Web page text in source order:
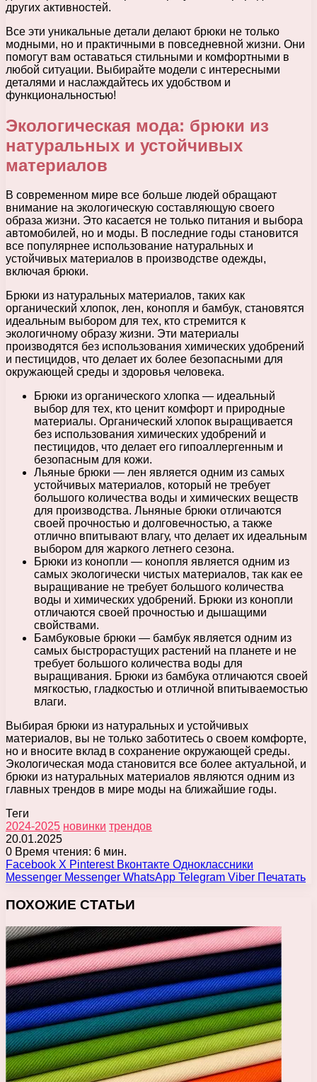
других активностей.
Все эти уникальные детали делают брюки не только
модными, но и практичными в повседневной жизни. Они
помогут вам оставаться стильными и комфортными в
любой ситуации. Выбирайте модели с интересными
деталями и наслаждайтесь их удобством и
функциональностью!
Экологическая мода: брюки из
натуральных и устойчивых
материалов
В современном мире все больше людей обращают
внимание на экологическую составляющую своего
образа жизни. Это касается не только питания и выбора
автомобилей, но и моды. В последние годы становится
все популярнее использование натуральных и
устойчивых материалов в производстве одежды,
включая брюки.
Брюки из натуральных материалов, таких как
органический хлопок, лен, конопля и бамбук, становятся
идеальным выбором для тех, кто стремится к
экологичному образу жизни. Эти материалы
производятся без использования химических удобрений
и пестицидов, что делает их более безопасными для
окружающей среды и здоровья человека.
Брюки из органического хлопка — идеальный
выбор для тех, кто ценит комфорт и природные
материалы. Органический хлопок выращивается
без использования химических удобрений и
пестицидов, что делает его гипоаллергенным и
безопасным для кожи.
Льяные брюки — лен является одним из самых
устойчивых материалов, который не требует
большого количества воды и химических веществ
для производства. Льняные брюки отличаются
своей прочностью и долговечностью, а также
отлично впитывают влагу, что делает их идеальным
выбором для жаркого летнего сезона.
Брюки из конопли — конопля является одним из
самых экологически чистых материалов, так как ее
выращивание не требует большого количества
воды и химических удобрений. Брюки из конопли
отличаются своей прочностью и дышащими
свойствами.
Бамбуковые брюки — бамбук является одним из
самых быстрорастущих растений на планете и не
требует большого количества воды для
выращивания. Брюки из бамбука отличаются своей
мягкостью, гладкостью и отличной впитываемостью
влаги.
Выбирая брюки из натуральных и устойчивых
материалов, вы не только заботитесь о своем комфорте,
но и вносите вклад в сохранение окружающей среды.
Экологическая мода становится все более актуальной, и
брюки из натуральных материалов являются одним из
главных трендов в мире моды на ближайшие годы.
Теги
2024-2025 новинки трендов
20.01.2025
0 Время чтения: 6 мин.
Facebook X Pinterest Вконтакте Одноклассники
Messenger Messenger WhatsApp Telegram Viber Печатать
ПОХОЖИЕ СТАТЬИ